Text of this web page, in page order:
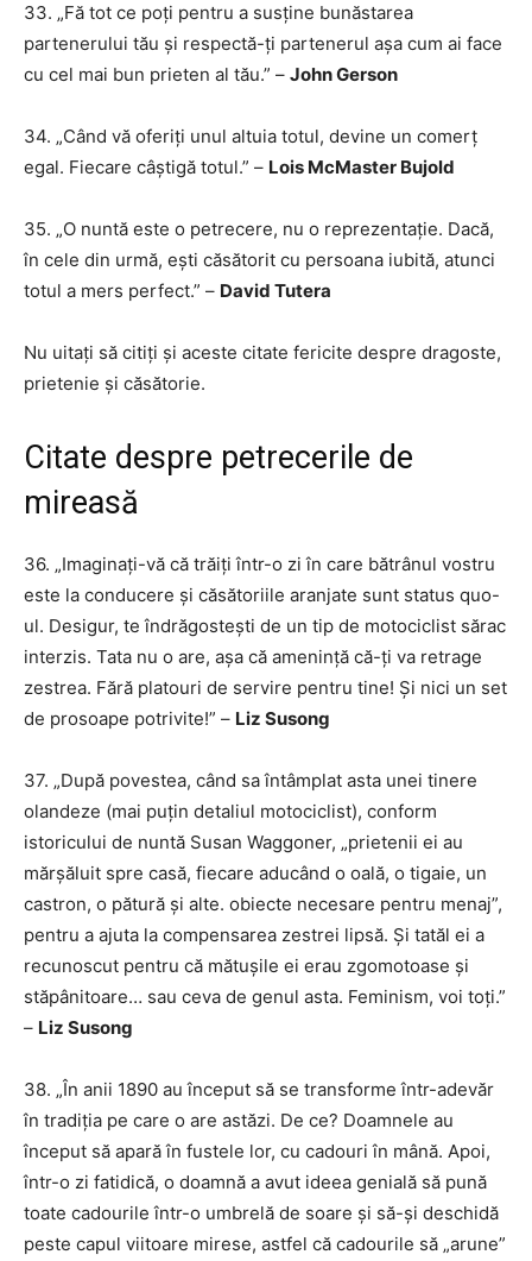
33. „Fă tot ce poți pentru a susține bunăstarea
partenerului tău și respectă-ți partenerul așa cum ai face
cu cel mai bun prieten al tău.” – John Gerson
34. „Când vă oferiți unul altuia totul, devine un comerț
egal. Fiecare câștigă totul.” – Lois McMaster Bujold
35. „O nuntă este o petrecere, nu o reprezentație. Dacă,
în cele din urmă, ești căsătorit cu persoana iubită, atunci
totul a mers perfect.” – David Tutera
Nu uitați să citiți și aceste citate fericite despre dragoste,
prietenie și căsătorie.
Citate despre petrecerile de
mireasă
36. „Imaginați-vă că trăiți într-o zi în care bătrânul vostru
este la conducere și căsătoriile aranjate sunt status quo-
ul. Desigur, te îndrăgostești de un tip de motociclist sărac
interzis. Tata nu o are, așa că amenință că-ți va retrage
zestrea. Fără platouri de servire pentru tine! Și nici un set
de prosoape potrivite!” – Liz Susong
37. „După povestea, când sa întâmplat asta unei tinere
olandeze (mai puțin detaliul motociclist), conform
istoricului de nuntă Susan Waggoner, „prietenii ei au
mărșăluit spre casă, fiecare aducând o oală, o tigaie, un
castron, o pătură și alte. obiecte necesare pentru menaj”,
pentru a ajuta la compensarea zestrei lipsă. Și tatăl ei a
recunoscut pentru că mătușile ei erau zgomotoase și
stăpânitoare… sau ceva de genul asta. Feminism, voi toți.”
– Liz Susong
38. „În anii 1890 au început să se transforme într-adevăr
în tradiția pe care o are astăzi. De ce? Doamnele au
început să apară în fustele lor, cu cadouri în mână. Apoi,
într-o zi fatidică, o doamnă a avut ideea genială să pună
toate cadourile într-o umbrelă de soare și să-și deschidă
peste capul viitoare mirese, astfel că cadourile să „arune”